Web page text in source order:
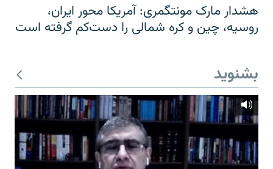
هشدار مارک مونتگمری: آمریکا محور ایران،
روسیه، چین و کره شمالی را دست‌کم گرفته است
بشنوید